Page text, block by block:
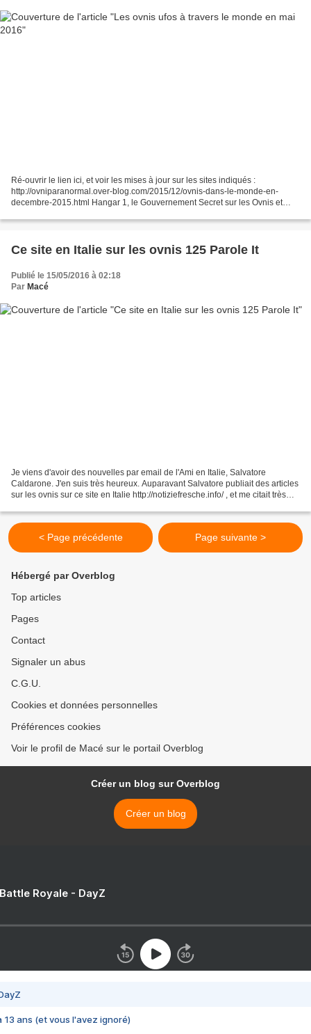
Ré-ouvrir le lien ici, et voir les mises à jour sur les sites indiqués :
http://ovniparanormal.over-blog.com/2015/12/ovnis-dans-le-monde-en-
decembre-2015.html Hangar 1, le Gouvernement Secret sur les Ovnis et
gouvernement-secret-sur-les-ovnis-et-extraterrestres.html...
Ce site en Italie sur les ovnis 125 Parole It
Publié le 15/05/2016 à 02:18
Par Macé
Je viens d'avoir des nouvelles par email de l'Ami en Italie, Salvatore
Caldarone. J'en suis très heureux. Auparavant Salvatore publiait des articles
sur les ovnis sur ce site en Italie http://notiziefresche.info/ , et me citait très
< Page précédente Page suivante >
Hébergé par Overblog
Top articles
Pages
Contact
Signaler un abus
C.G.U.
Cookies et données personnelles
Préférences cookies
Voir le profil de Macé sur le portail Overblog
Créer un blog sur Overblog
Créer un blog
Royale - DayZ
13 ans (et vous l'avez ignoré)